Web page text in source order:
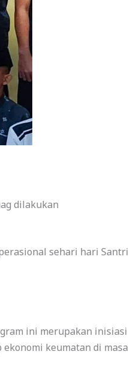
dilakukan
sehari hari Santri
ini merupakan inisiasi
keumatan di masa